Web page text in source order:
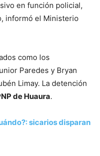
en función policial,
informó el Ministerio
como los
Paredes y Bryan
Limay. La detención
de Huaura.
sicarios disparan